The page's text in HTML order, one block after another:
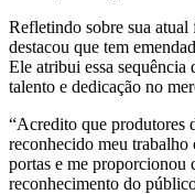
Refletindo sobre sua
destacou que tem
Ele atribui essa sequência
talento e dedicação no
“Acredito que produtores
reconhecido meu
portas e me proporcionou
reconhecimento do